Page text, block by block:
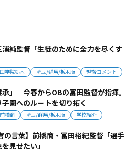
純監督「生徒のために全力を尽くす
国学院栃木 埼玉/群馬/栃木版 監督コメント
承」 今春からOBの冨田監督が指揮。
園へのルートを切り拓く
前橋商 埼玉/群馬/栃木版 学校紹介
の言葉】前橋商・冨田裕紀監督「選手
見せたい」